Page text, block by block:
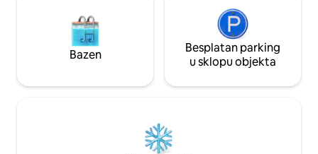
Bazen
Besplatan parking
u sklopu objekta